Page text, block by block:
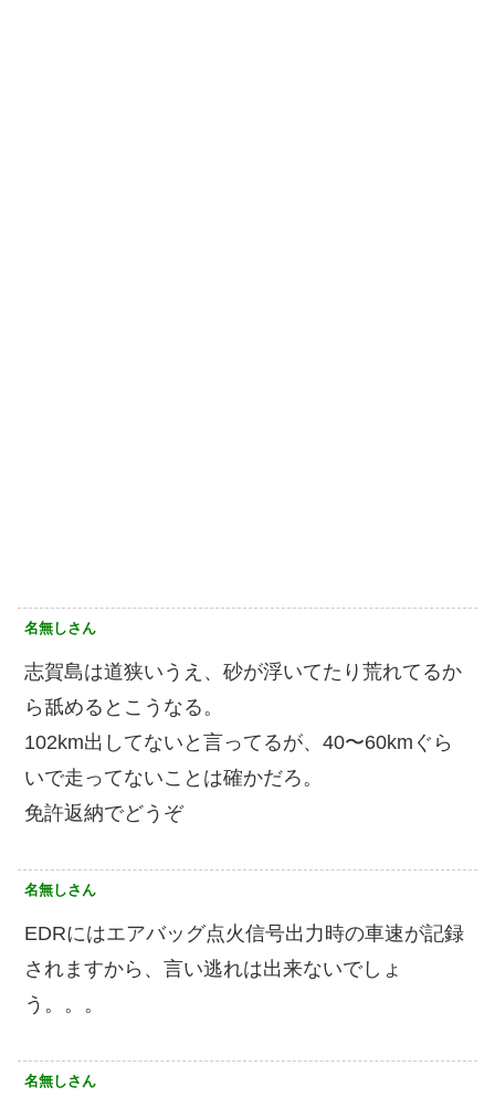
名無しさん
志賀島は道狭いうえ、砂が浮いてたり荒れてるか
ら舐めるとこうなる。
102km出してないと言ってるが、40〜60kmぐら
いで走ってないことは確かだろ。
免許返納でどうぞ
名無しさん
EDRにはエアバッグ点火信号出力時の車速が記録
されますから、言い逃れは出来ないでしょ
う。。。
名無しさん